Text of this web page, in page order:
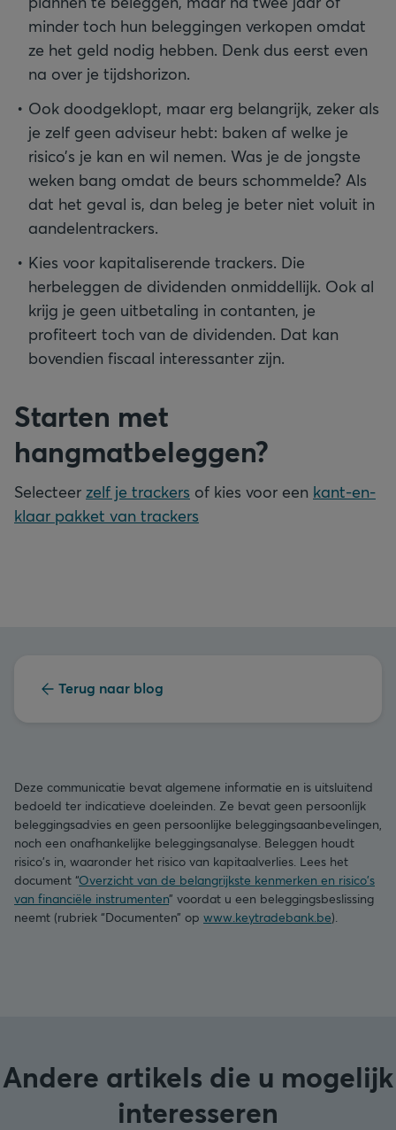
minder toch hun beleggingen verkopen omdat
ze het geld nodig hebben. Denk dus eerst even
na over je tijdshorizon.
Ook doodgeklopt, maar erg belangrijk, zeker als
je zelf geen adviseur hebt: baken af welke je
risico’s je kan en wil nemen. Was je de jongste
weken bang omdat de beurs schommelde? Als
dat het geval is, dan beleg je beter niet voluit in
aandelentrackers.
Kies voor kapitaliserende trackers. Die
herbeleggen de dividenden onmiddellijk. Ook al
krijg je geen uitbetaling in contanten, je
profiteert toch van de dividenden. Dat kan
bovendien fiscaal interessanter zijn.
Starten met
hangmatbeleggen?
Selecteer zelf je trackers of kies voor een kant-en-
klaar pakket van trackers
Terug naar blog
Deze communicatie bevat algemene informatie en is uitsluitend
bedoeld ter indicatieve doeleinden. Ze bevat geen persoonlijk
beleggingsadvies en geen persoonlijke beleggingsaanbevelingen,
noch een onafhankelijke beleggingsanalyse. Beleggen houdt
risico's in, waaronder het risico van kapitaalverlies. Lees het
document “Overzicht van de belangrijkste kenmerken en risico's
van financiële instrumenten” voordat u een beleggingsbeslissing
neemt (rubriek “Documenten” op www.keytradebank.be).
Andere artikels die u mogelijk
interesseren